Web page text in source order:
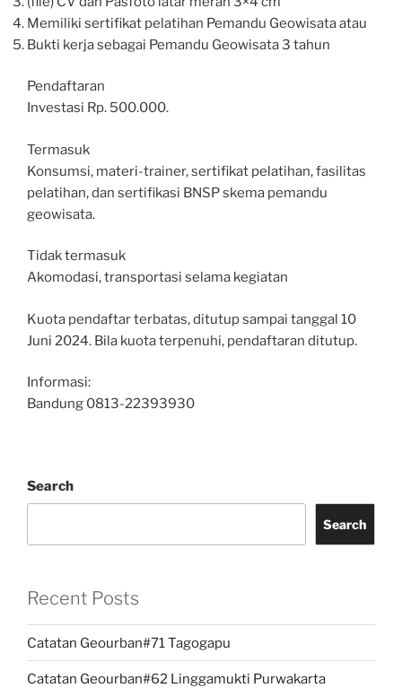
Memiliki sertifikat pelatihan Pemandu Geowisata atau
Bukti kerja sebagai Pemandu Geowisata 3 tahun
Pendaftaran
Investasi Rp. 500.000.
Termasuk
Konsumsi, materi-trainer, sertifikat pelatihan, fasilitas
pelatihan, dan sertifikasi BNSP skema pemandu
geowisata.
Tidak termasuk
Akomodasi, transportasi selama kegiatan
Kuota pendaftar terbatas, ditutup sampai tanggal 10
Juni 2024. Bila kuota terpenuhi, pendaftaran ditutup.
Informasi:
Bandung 0813-22393930
Search
Search
Recent Posts
Catatan Geourban#71 Tagogapu
Catatan Geourban#62 Linggamukti Purwakarta